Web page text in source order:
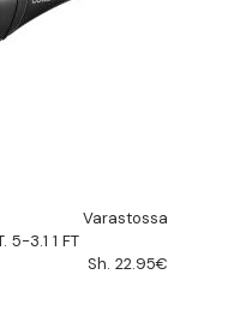
Varastossa
5-3.1 1 FT
Sh. 22.95€